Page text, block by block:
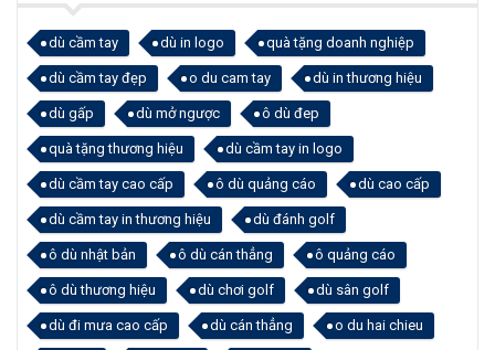
dù cầm tay dù in logo quà tặng doanh nghiệp
dù cầm tay đẹp o du cam tay dù in thương hiệu
dù gấp dù mở ngược ô dù đep
quà tặng thương hiệu dù cầm tay in logo
dù cầm tay cao cấp ô dù quảng cáo dù cao cấp
dù cầm tay in thương hiệu dù đánh golf
ô dù nhật bản ô dù cán thẳng ô quảng cáo
ô dù thương hiệu dù chơi golf dù sân golf
dù đi mưa cao cấp dù cán thẳng o du hai chieu